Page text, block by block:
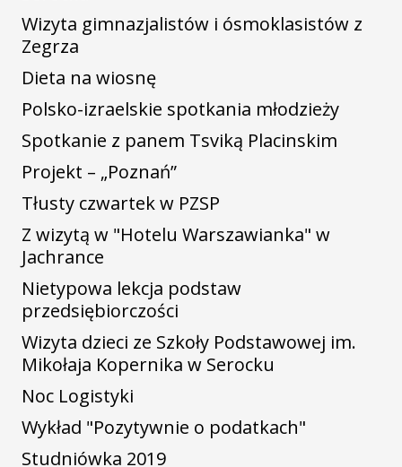
Wizyta gimnazjalistów i ósmoklasistów z
Zegrza
Dieta na wiosnę
Polsko-izraelskie spotkania młodzieży
Spotkanie z panem Tsviką Placinskim
Projekt – „Poznań”
Tłusty czwartek w PZSP
Z wizytą w "Hotelu Warszawianka" w
Jachrance
Nietypowa lekcja podstaw
przedsiębiorczości
Wizyta dzieci ze Szkoły Podstawowej im.
Mikołaja Kopernika w Serocku
Noc Logistyki
Wykład "Pozytywnie o podatkach"
Studniówka 2019